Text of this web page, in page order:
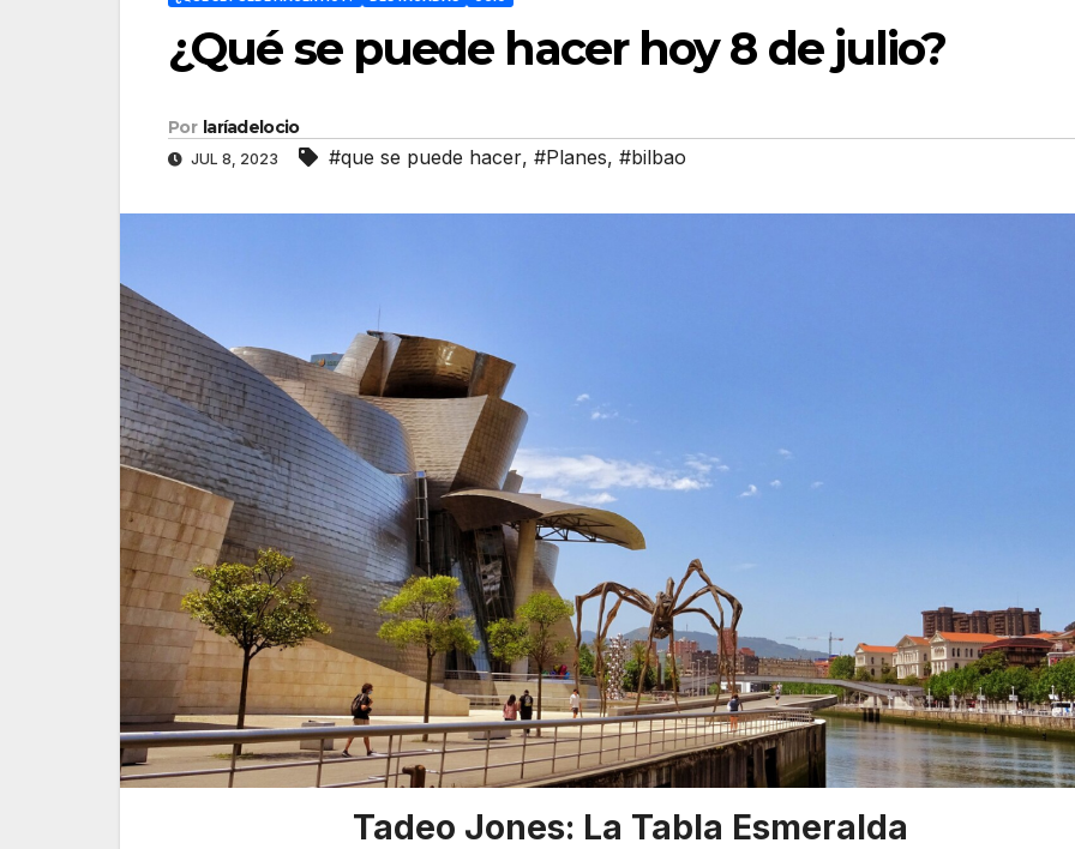
¿Qué se puede hacer hoy 8 de julio?
Por laríadelocio
JUL 8, 2023 #que se puede hacer, #Planes, #bilbao
Tadeo Jones: La Tabla Esmeralda